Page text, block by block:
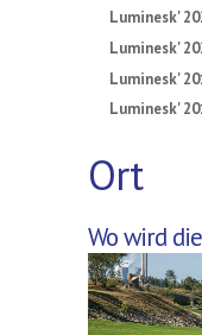
Luminesk'
Luminesk'
Luminesk'
Luminesk'
Ort
Wo wird